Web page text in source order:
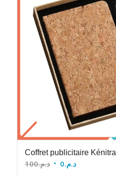
Coffret publicitaire Kénitra
د.م.100
Le
د.م.0
Le